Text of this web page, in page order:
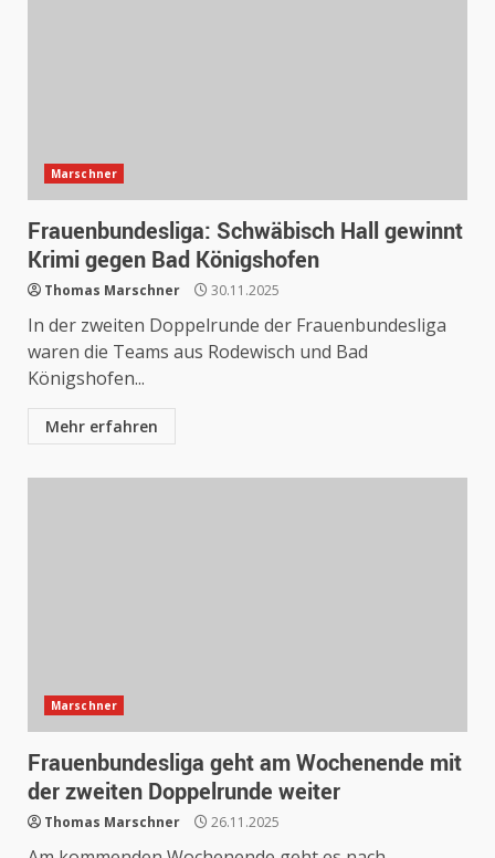
Marschner
Frauenbundesliga: Schwäbisch Hall gewinnt
Krimi gegen Bad Königshofen
Thomas Marschner 30.11.2025
In der zweiten Doppelrunde der Frauenbundesliga
waren die Teams aus Rodewisch und Bad
Königshofen...
Mehr erfahren
Marschner
Frauenbundesliga geht am Wochenende mit
der zweiten Doppelrunde weiter
Thomas Marschner 26.11.2025